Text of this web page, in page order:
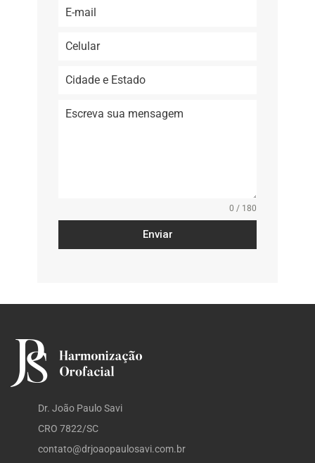
0 / 180
Enviar
Dr. João Paulo Savi
CRO 7822/SC
contato@drjoaopaulosavi.com.br